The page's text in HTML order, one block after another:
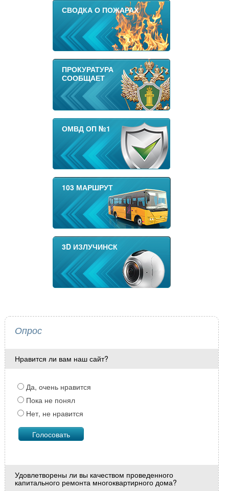
СВОДКА О ПОЖАРАХ
ПРОКУРАТУРА
СООБЩАЕТ
ОМВД ОП №1
103 МАРШРУТ
3D ИЗЛУЧИНСК
Опрос
Нравится ли вам наш сайт?
Да, очень нравится
Пока не понял
Нет, не нравится
Удовлетворены ли вы качеством проведенного
капитального ремонта многоквартирного дома?